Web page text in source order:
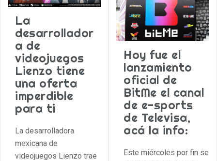
La
desarrollador
a de
videojuegos
Lienzo tiene
una oferta
imperdible
para ti
La desarrolladora
mexicana de
videojuegos Lienzo trae
Hoy fue el
lanzamiento
oficial de
BitMe el canal
de e-sports
de Televisa,
acá la info:
Este miércoles por fin se